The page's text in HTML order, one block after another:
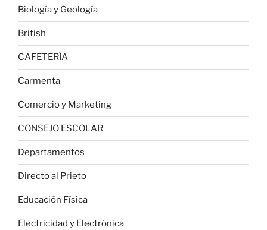
Biología y Geología
British
CAFETERÍA
Carmenta
Comercio y Marketing
CONSEJO ESCOLAR
Departamentos
Directo al Prieto
Educación Física
Electricidad y Electrónica